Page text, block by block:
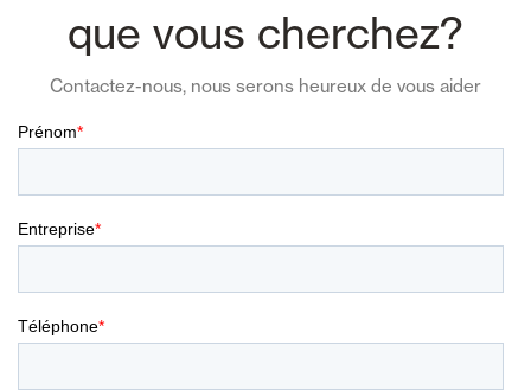
que vous cherchez?
Contactez-nous, nous serons heureux de vous aider